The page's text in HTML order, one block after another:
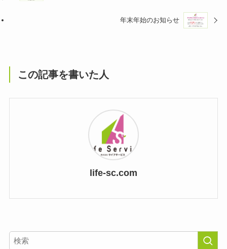
年末年始のお知らせ
この記事を書いた人
life-sc.com